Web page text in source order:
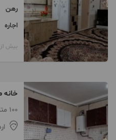
رهن
اجاره
بیش از 12 ماه
100 متر / 2 اتاق